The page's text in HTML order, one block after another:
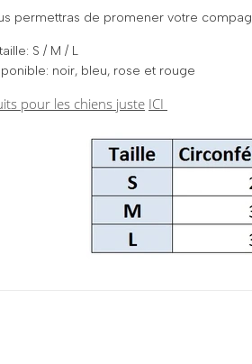
permettras de promener votre
S / M / L
noir, bleu, rose et rouge
pour les chiens juste ICI